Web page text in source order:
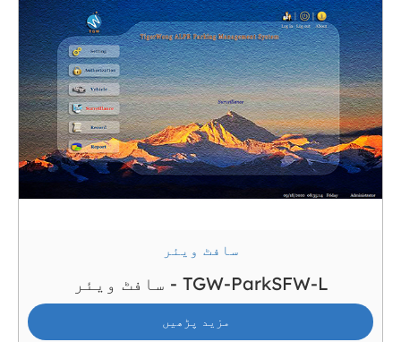
پارکنگ سافٹ ویئر، پارکنگ گائیڈنس سافٹ ویئر،
ٹکٹنگ سافٹ ویئر، چہرے کی شناخت کا سافٹ ویئر،
وغیرہ۔ اس کا بڑے پیمانے پر استعمال کیا گیا ہے
اور آسان تجربہ!
سافٹ ویئر
سافٹ ویئر - TGW-ParkSFW-L
مزید پڑھیں